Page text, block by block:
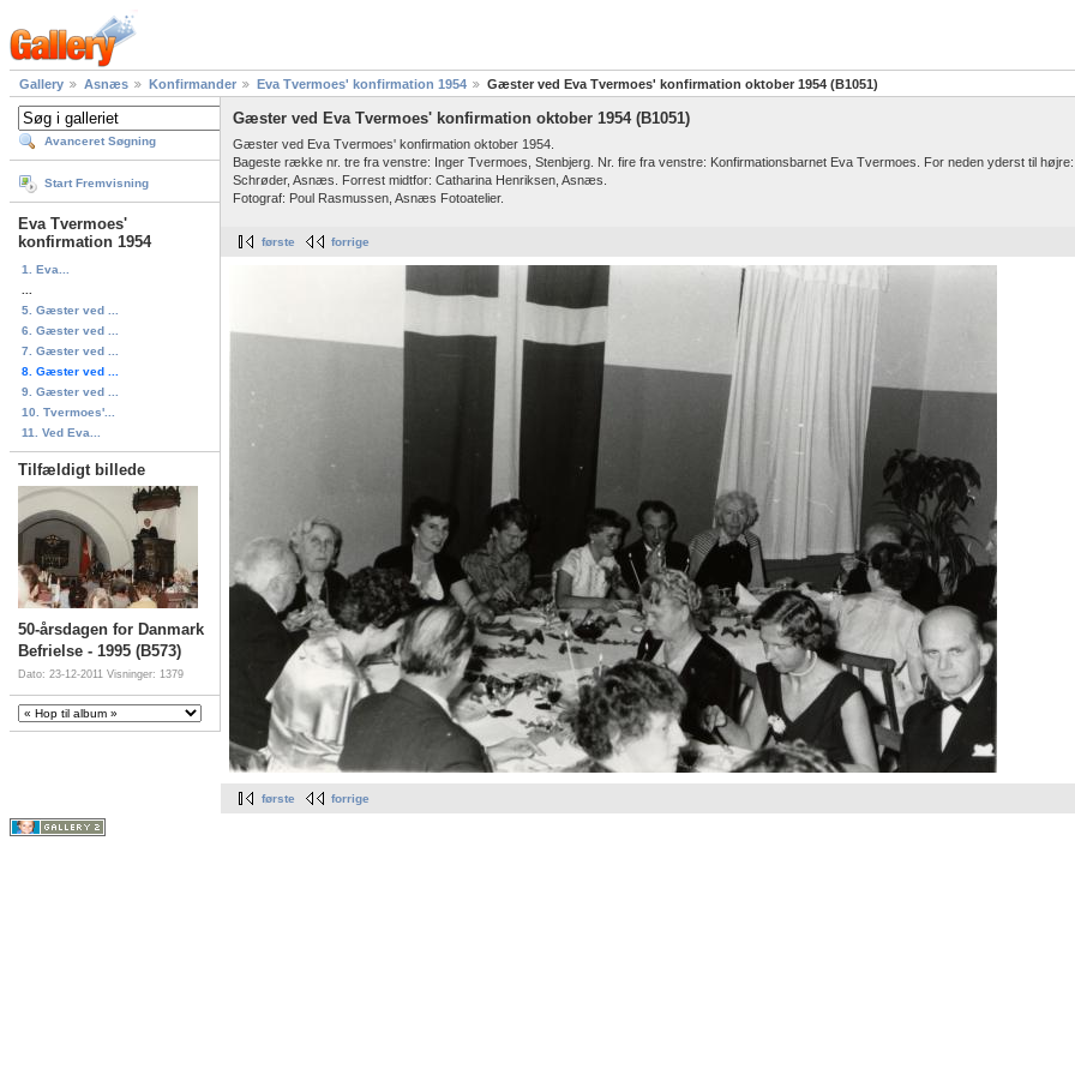
Gallery Asnæs Konfirmander Eva Tvermoes' konfirmation 1954 Gæster ved Eva Tvermoes' konfirmation oktober 1954 (B1051)
Avanceret Søgning
Start Fremvisning
Eva Tvermoes'
konfirmation 1954
1. Eva...
5. Gæster ved ...
6. Gæster ved ...
7. Gæster ved ...
8. Gæster ved ...
9. Gæster ved ...
10. Tvermoes'...
11. Ved Eva...
Tilfældigt billede
50-årsdagen for Danmark
Befrielse - 1995 (B573)
Dato: 23-12-2011 Visninger: 1379
Gæster ved Eva Tvermoes' konfirmation oktober 1954 (B1051)
Gæster ved Eva Tvermoes' konfirmation oktober 1954.
Bageste række nr. tre fra venstre: Inger Tvermoes, Stenbjerg. Nr. fire fra venstre: Konfirmationsbarnet Eva Tvermoes. For neden yderst til
Schrøder, Asnæs. Forrest midtfor: Catharina Henriksen, Asnæs.
Fotograf: Poul Rasmussen, Asnæs Fotoatelier.
første forrige
første forrige